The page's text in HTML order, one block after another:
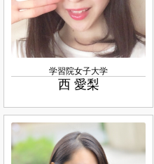
学習院女子大学
西 愛梨